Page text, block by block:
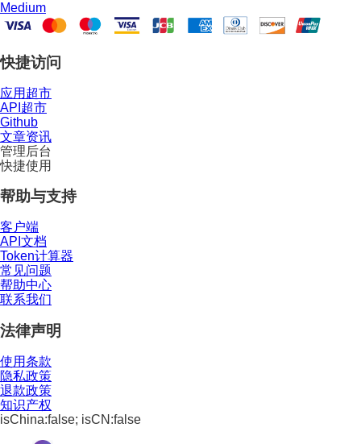
Medium
快捷访问
应用超市
API超市
Github
文章资讯
管理后台
快捷使用
帮助与支持
客户端
API文档
Token计算器
常见问题
帮助中心
联系我们
法律声明
使用条款
隐私政策
退款政策
知识产权
isChina:false; isCN:false